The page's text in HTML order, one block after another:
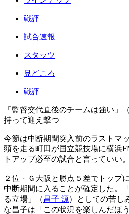
戦評
試合速報
スタッツ
見どころ
戦評
「監督交代直後のチームは強い」
持って迎え撃つ
今節は中断期間突入前のラストマ
頭を走る町田が国立競技場に横浜
トアップ必至の試合と言っていい。
２位・Ｇ大阪と勝点５差でトップ
中断期間に入ることが確定した。
る立場」（ 昌子 源）としての苦し
な昌子は「この状況を楽しんだほ